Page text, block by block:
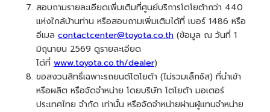
สอบถามรายละเอียดเพิ่มเติมที่ศูนย์บริการโตโยต้ากว่า 440
แห่งใกล้บ้านท่าน หรือสอบถามเพิ่มเติมได้ที่ เบอร์ 1486 หรือ
อีเมล contactcenter@toyota.co.th (ข้อมูล ณ วันที่ 1
มิถุนายน 2569 ดูรายละเอียด
ได้ที่ www.toyota.co.th/dealer)
ขอสงวนสิทธิ์เฉพาะรถยนต์โตโยต้า (ไม่รวมเล็กซัส) ที่นำเข้า
หรือผลิต หรือจัดจำหน่าย โดยบริษัท โตโยต้า มอเตอร์
ประเทศไทย จำกัด เท่านั้น หรือจัดจำหน่ายผ่านผู้แทนจำหน่าย